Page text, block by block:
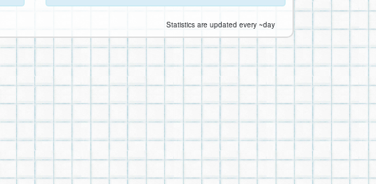
Statistics are updated every ~day